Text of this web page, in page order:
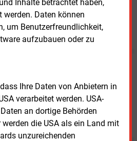
Inhalte betrachtet haben,
werden. Daten können
um Benutzerfreundlichkeit,
aufzubauen oder zu
Ihre Daten von Anbietern in
verarbeitet werden. USA-
an dortige Behörden
die USA als ein Land mit
unzureichenden
der KWK-Ausschreibungen zum
Nur ein Gebot konnte
Überzeichnung.
Euro Fördergelder für Potsdam
Süd hat die Energie und Wasser
Fördermittelzuschlag in Millionenhöhe